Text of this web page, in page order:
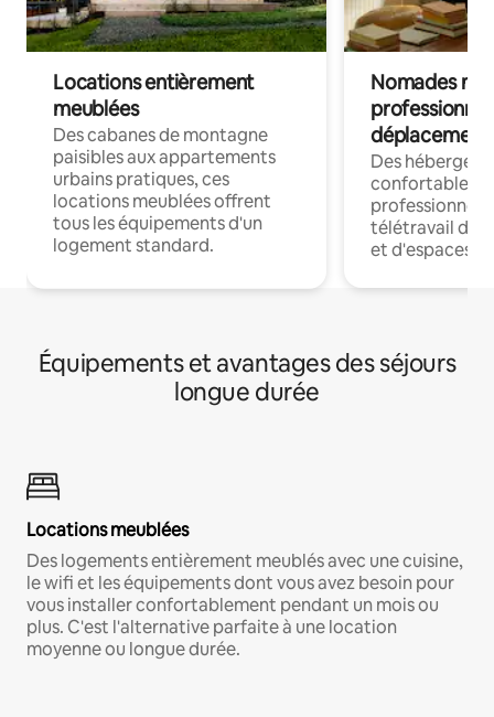
Locations entièrement
meublées
Des cabanes de montagne
paisibles aux appartements
urbains pratiques, ces
locations meublées offrent
tous les équipements d'un
logement standard.
Nomades
déplacement
Des
confortables
professionnels
télétravail
et d'espaces
Équipements et avantages des séjours
longue durée
Locations meublées
Des logements entièrement meublés avec une cuisine,
le wifi et les équipements dont vous avez besoin pour
vous installer confortablement pendant un mois ou
plus. C'est l'alternative parfaite à une location
moyenne ou longue durée.